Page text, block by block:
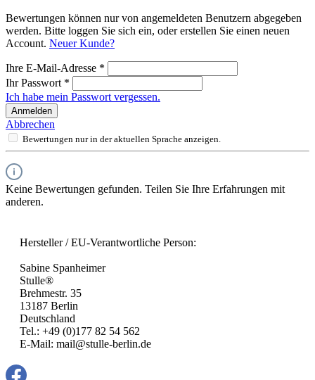
Bewertungen können nur von angemeldeten Benutzern abgegeben
werden. Bitte loggen Sie sich ein, oder erstellen Sie einen neuen
Account. Neuer Kunde?
Ihre E-Mail-Adresse *
Ihr Passwort *
Ich habe mein Passwort vergessen.
Anmelden
Abbrechen
Bewertungen nur in der aktuellen Sprache anzeigen.
Keine Bewertungen gefunden. Teilen Sie Ihre Erfahrungen mit
anderen.
Hersteller / EU-Verantwortliche Person:
Sabine Spanheimer
Stulle®
Brehmestr. 35
13187 Berlin
Deutschland
Tel.: +49 (0)177 82 54 562
E-Mail: mail@stulle-berlin.de